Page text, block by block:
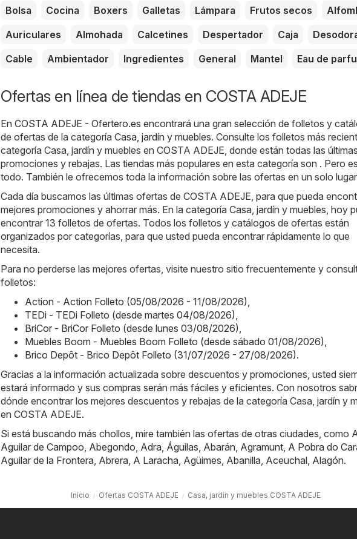
Bolsa Cocina Boxers Galletas Lámpara Frutos secos
Auriculares
Almohada Calcetines Despertador Caja
Cable
Ambientador Ingredientes General Mantel Eau de
Ofertas en línea de tiendas en COSTA ADEJE
En COSTA ADEJE - Ofertero.es encontrará una gran selección de folletos y
de ofertas de la categoría Casa, jardín y muebles. Consulte los folletos más
categoría Casa, jardín y muebles en COSTA ADEJE, donde están todas las últimas
promociones y rebajas. Las tiendas más populares en esta categoría son . Pero
todo. También le ofrecemos toda la información sobre las ofertas en un solo
Cada día buscamos las últimas ofertas de COSTA ADEJE, para que pueda
mejores promociones y ahorrar más. En la categoría Casa, jardín y muebles, hoy
encontrar 13 folletos de ofertas. Todos los folletos y catálogos de ofertas están
organizados por categorías, para que usted pueda encontrar rápidamente lo que
necesita.
Para no perderse las mejores ofertas, visite nuestro sitio frecuentemente y
folletos:
Action - Action Folleto (05/08/2026 - 11/08/2026),
TEDi - TEDi Folleto (desde martes 04/08/2026),
BriCor - BriCor Folleto (desde lunes 03/08/2026),
Muebles Boom - Muebles Boom Folleto (desde sábado 01/08/2026),
Brico Depôt - Brico Depôt Folleto (31/07/2026 - 27/08/2026).
Gracias a la información actualizada sobre descuentos y promociones, usted
estará informado y sus compras serán más fáciles y eficientes. Con nosotros
dónde encontrar los mejores descuentos y rebajas de la categoría Casa, jardín y
en COSTA ADEJE.
Si está buscando más chollos, mire también las ofertas de otras ciudades, como
Aguilar de Campoo, Abegondo, Adra, Águilas, Abarán, Agramunt, A Pobra do
Aguilar de la Frontera, Abrera, A Laracha, Agüimes, Abanilla, Aceuchal, Alagón.
Inicio Ofertas COSTA ADEJE Casa, jardín y muebles COSTA ADEJE